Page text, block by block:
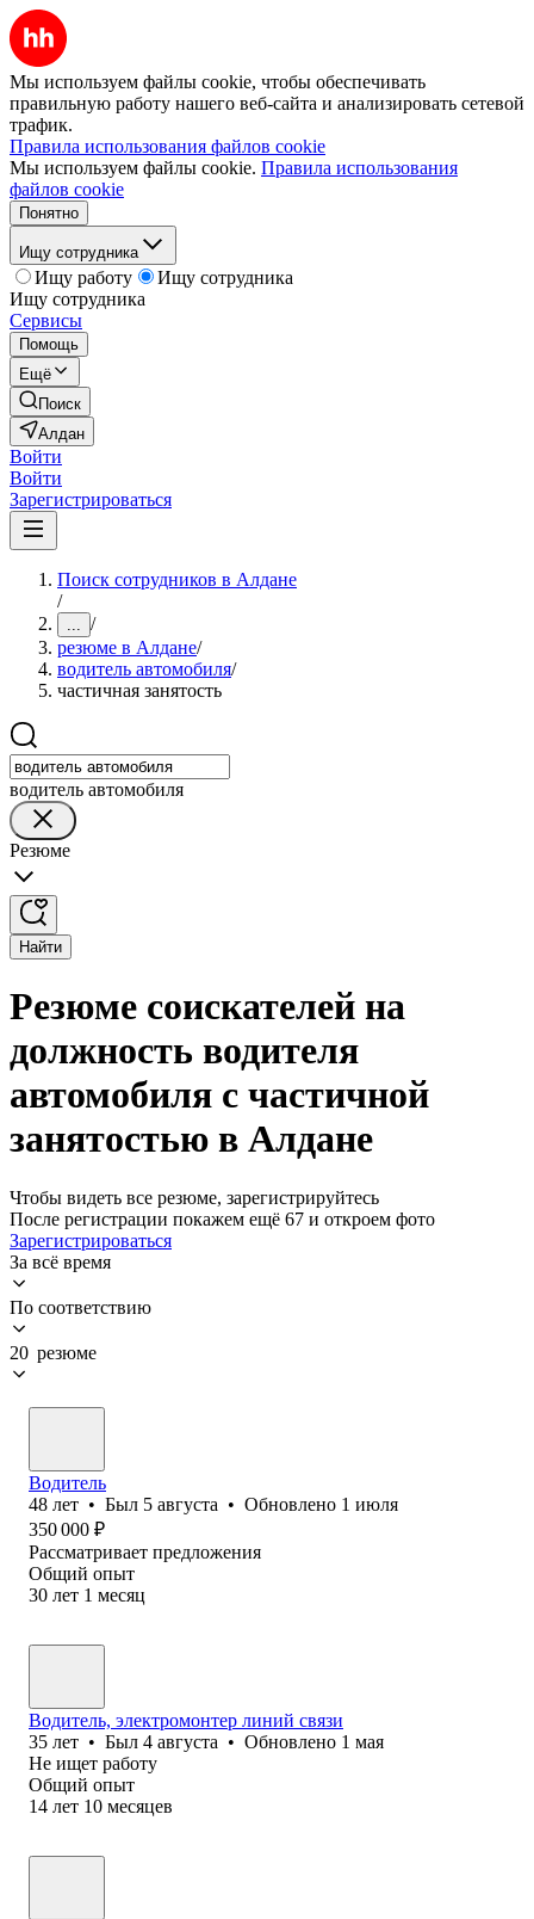
Мы используем файлы cookie, чтобы обеспечивать
правильную работу нашего веб-сайта и анализировать сетевой
трафик.
Правила использования файлов cookie
Мы используем файлы cookie. Правила использования
файлов cookie
Понятно
Ищу сотрудника
Ищу работу
Ищу сотрудника
Ищу сотрудника
Сервисы
Помощь
Ещё
Поиск
Алдан
Войти
Войти
Зарегистрироваться
Поиск сотрудников в Алдане
/
... /
резюме в Алдане/
водитель автомобиля/
частичная занятость
водитель автомобиля
Резюме
Найти
Резюме соискателей на
должность водителя
автомобиля с частичной
занятостью в Алдане
Чтобы видеть все резюме, зарегистрируйтесь
После регистрации покажем ещё 67 и откроем фото
Зарегистрироваться
За всё время
По соответствию
20 резюме
Водитель
48 лет • Был 5 августа • Обновлено 1 июля
350 000 ₽
Рассматривает предложения
Общий опыт
30 лет 1 месяц
Водитель, электромонтер линий связи
35 лет • Был 4 августа • Обновлено 1 мая
Не ищет работу
Общий опыт
14 лет 10 месяцев